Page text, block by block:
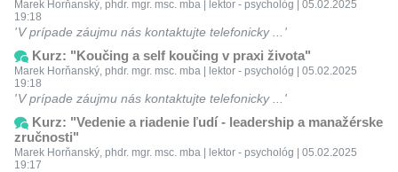
Marek Horňanský, phdr. mgr. msc. mba | lektor - psychológ | 05.02.2025
19:18
V prípade záujmu nás kontaktujte telefonicky ...
Kurz: "Koučing a self koučing v praxi života"
Marek Horňanský, phdr. mgr. msc. mba | lektor - psychológ | 05.02.2025
19:18
V prípade záujmu nás kontaktujte telefonicky ...
Kurz: "Vedenie a riadenie ľudí - leadership a manažérske
zručnosti"
Marek Horňanský, phdr. mgr. msc. mba | lektor - psychológ | 05.02.2025
19:17